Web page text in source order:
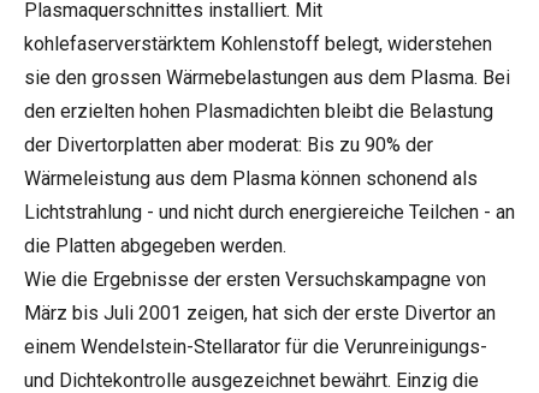
Plasmaquerschnittes installiert. Mit
kohlefaserverstärktem Kohlenstoff belegt, widerstehen
sie den grossen Wärmebelastungen aus dem Plasma. Bei
den erzielten hohen Plasmadichten bleibt die Belastung
der Divertorplatten aber moderat: Bis zu 90% der
Wärmeleistung aus dem Plasma können schonend als
Lichtstrahlung - und nicht durch energiereiche Teilchen - an
die Platten abgegeben werden.
Wie die Ergebnisse der ersten Versuchskampagne von
März bis Juli 2001 zeigen, hat sich der erste Divertor an
einem Wendelstein-Stellarator für die Verunreinigungs-
und Dichtekontrolle ausgezeichnet bewährt. Einzig die